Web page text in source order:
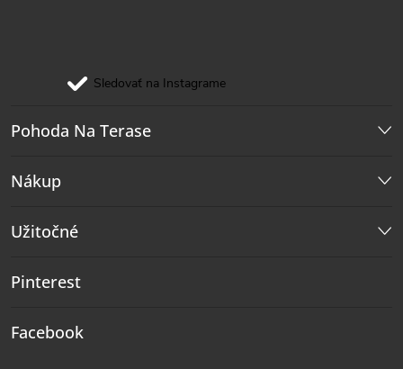
Sledovať na Instagrame
Pohoda Na Terase
Nákup
Užitočné
Pinterest
Facebook